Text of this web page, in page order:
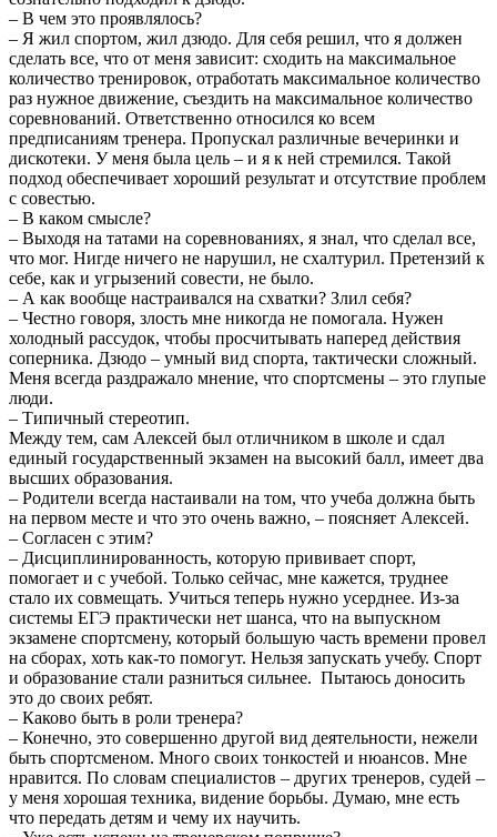
– В чем это проявлялось?
– Я жил спортом, жил дзюдо. Для себя решил, что я должен
сделать все, что от меня зависит: сходить на максимальное
количество тренировок, отработать максимальное количество
раз нужное движение, съездить на максимальное количество
соревнований. Ответственно относился ко всем
предписаниям тренера. Пропускал различные вечеринки и
дискотеки. У меня была цель – и я к ней стремился. Такой
подход обеспечивает хороший результат и отсутствие проблем
с совестью.
– В каком смысле?
– Выходя на татами на соревнованиях, я знал, что сделал все,
что мог. Нигде ничего не нарушил, не схалтурил. Претензий к
себе, как и угрызений совести, не было.
– А как вообще настраивался на схватки? Злил себя?
– Честно говоря, злость мне никогда не помогала. Нужен
холодный рассудок, чтобы просчитывать наперед действия
соперника. Дзюдо – умный вид спорта, тактически сложный.
Меня всегда раздражало мнение, что спортсмены – это глупые
люди.
– Типичный стереотип.
Между тем, сам Алексей был отличником в школе и сдал
единый государственный экзамен на высокий балл, имеет два
высших образования.
– Родители всегда настаивали на том, что учеба должна быть
на первом месте и что это очень важно, – поясняет Алексей.
– Согласен с этим?
– Дисциплинированность, которую прививает спорт,
помогает и с учебой. Только сейчас, мне кажется, труднее
стало их совмещать. Учиться теперь нужно усерднее. Из-за
системы ЕГЭ практически нет шанса, что на выпускном
экзамене спортсмену, который большую часть времени провел
на сборах, хоть как-то помогут. Нельзя запускать учебу. Спорт
и образование стали разниться сильнее. Пытаюсь доносить
это до своих ребят.
– Каково быть в роли тренера?
– Конечно, это совершенно другой вид деятельности, нежели
быть спортсменом. Много своих тонкостей и нюансов. Мне
нравится. По словам специалистов – других тренеров, судей –
у меня хорошая техника, видение борьбы. Думаю, мне есть
что передать детям и чему их научить.